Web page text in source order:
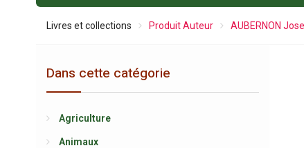
Livres et collections Produit Auteur AUBERNON
Dans cette catégorie
Agriculture
Animaux